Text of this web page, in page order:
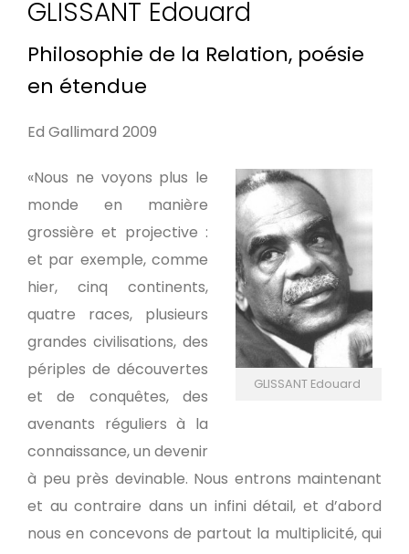
GLISSANT Edouard
Philosophie de la Relation, poésie
en étendue
Ed Gallimard 2009
GLISSANT Edouard
«Nous ne voyons plus le
monde en manière
grossière et projective :
et par exemple, comme
hier, cinq continents,
quatre races, plusieurs
grandes civilisations, des
périples de découvertes
et de conquêtes, des
avenants réguliers à la
connaissance, un devenir
à peu près devinable. Nous entrons maintenant
et au contraire dans un infini détail, et d’abord
nous en concevons de partout la multiplicité, qui